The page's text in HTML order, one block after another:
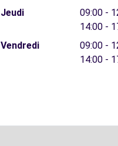
Jeudi
09:00 -
14:00 -
Vendredi
09:00 -
14:00 -